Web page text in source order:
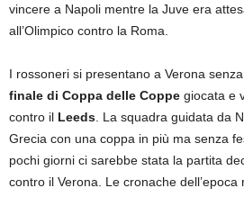
vincere a Napoli mentre la Juve era
all’Olimpico contro la Roma.
I rossoneri si presentano a Verona
finale di Coppa delle Coppe giocata e
contro il Leeds . La squadra guidata da
Grecia con una coppa in più ma senza
pochi giorni ci sarebbe stata la partita
contro il Verona. Le cronache